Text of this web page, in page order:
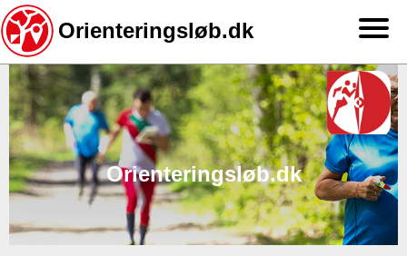
Gå
til
hovedindhold
Orienteringsløb.dk
Orienteringsløb.dk